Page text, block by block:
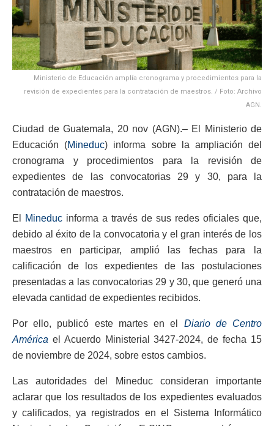
Ministerio de Educación amplía cronograma y procedimientos para la
revisión de expedientes para la contratación de maestros. / Foto: Archivo
AGN.
Ciudad de Guatemala, 20 nov (AGN).– El Ministerio de
Educación (Mineduc) informa sobre la ampliación del
cronograma y procedimientos para la revisión de
expedientes de las convocatorias 29 y 30, para la
contratación de maestros.
El Mineduc informa a través de sus redes oficiales que,
debido al éxito de la convocatoria y el gran interés de los
maestros en participar, amplió las fechas para la
calificación de los expedientes de las postulaciones
presentadas a las convocatorias 29 y 30, que generó una
elevada cantidad de expedientes recibidos.
Por ello, publicó este martes en el Diario de Centro
América el Acuerdo Ministerial 3427-2024, de fecha 15
de noviembre de 2024, sobre estos cambios.
Las autoridades del Mineduc consideran importante
aclarar que los resultados de los expedientes evaluados
y calificados, ya registrados en el Sistema Informático